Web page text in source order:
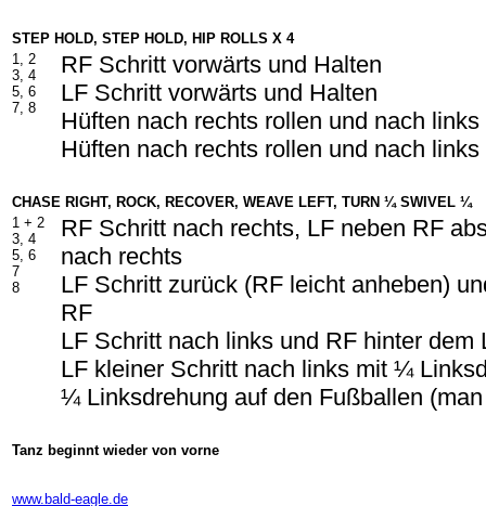
STEP HOLD, STEP HOLD, HIP ROLLS X 4
1, 2
3, 4
5, 6
7, 8
RF Schritt vorwärts und Halten
LF Schritt vorwärts und Halten
Hüften nach rechts rollen und nach links
Hüften nach rechts rollen und nach links
CHASE RIGHT, ROCK, RECOVER, WEAVE LEFT, TURN ¼ SWIVEL ¼
1 + 2
3, 4
5, 6
7
8
RF Schritt nach rechts, LF neben RF
nach rechts
LF Schritt zurück (RF leicht anheben)
RF
LF Schritt nach links und RF hinter dem
LF kleiner Schritt nach links mit ¼
¼ Linksdrehung auf den Fußballen
Tanz beginnt wieder von vorne
www.bald-eagle.de